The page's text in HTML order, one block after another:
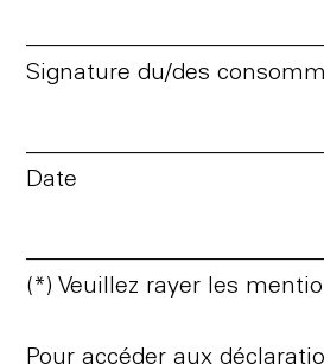
Signature du/des
Date
(*) Veuillez rayer les
Pour accéder aux